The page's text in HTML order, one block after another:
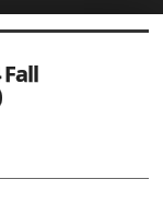
Fall
5
5